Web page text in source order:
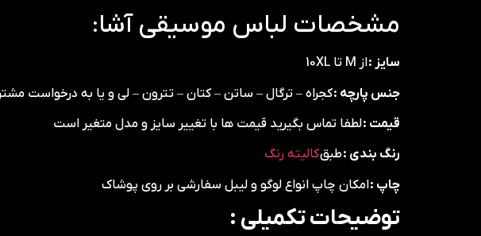
مشخصات لباس موسیقی آشا:
سایز :از M تا 10XL
جنس پارچه :کجراه – ترگال – ساتن – کتان – تترون – لی و یا به درخواست
قیمت :لطفا تماس بگیرید قیمت ها با تغییر سایز و مدل متغیر است
رنگ بندی :طبقکالیته رنگ
چاپ :امکان چاپ انواع لوگو و لیبل سفارشی بر روی پوشاک
توضیحات تکمیلی :